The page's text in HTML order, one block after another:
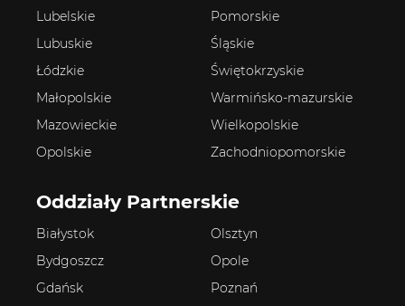
Lubelskie
Lubuskie
Łódzkie
Małopolskie
Mazowieckie
Opolskie
Pomorskie
Śląskie
Świętokrzyskie
Warmińsko-mazurskie
Wielkopolskie
Zachodniopomorskie
Oddziały Partnerskie
Białystok
Bydgoszcz
Gdańsk
Olsztyn
Opole
Poznań